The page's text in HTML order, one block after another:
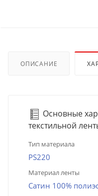
ОПИСАНИЕ
Основные
текстильной
Тип материала
PS220
Материал ленты
Сатин 100%